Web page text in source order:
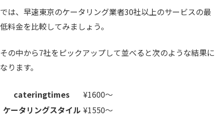
では、早速東京のケータリング業者30社以上のサービスの最
低料金を比較してみましょう。
その中から7社をピックアップして並べると次のような結果に
なります。
cateringtimes
¥1600〜
ケータリングスタイル ¥1550〜